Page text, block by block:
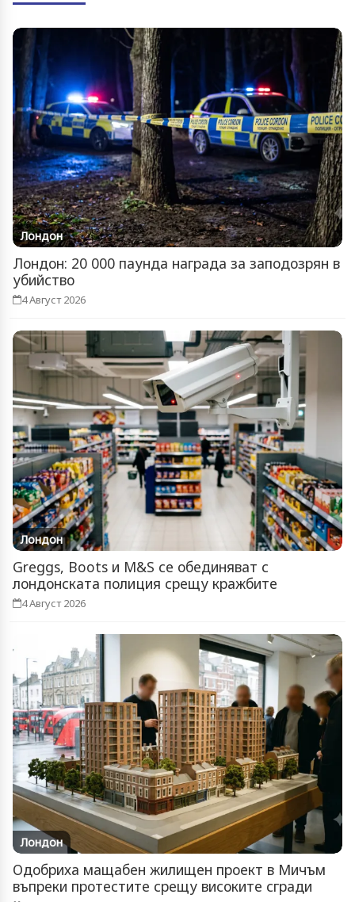
Лондон
Лондон: 20 000 паунда награда за заподозрян в
убийство
4 Август 2026
Лондон
Greggs, Boots и M&S се обединяват с
лондонската полиция срещу кражбите
4 Август 2026
Лондон
Одобриха мащабен жилищен проект в Мичъм
въпреки протестите срещу високите сгради